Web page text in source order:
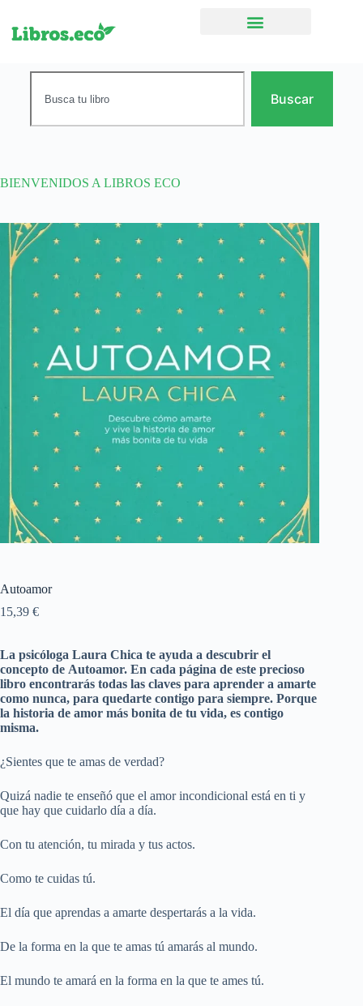
Buscar
BIENVENIDOS A LIBROS ECO
Autoamor
15,39 €
La psicóloga Laura Chica te ayuda a descubrir el
concepto de Autoamor. En cada página de este precioso
libro encontrarás todas las claves para aprender a amarte
como nunca, para quedarte contigo para siempre. Porque
la historia de amor más bonita de tu vida, es contigo
misma.
¿Sientes que te amas de verdad?
Quizá nadie te enseñó que el amor incondicional está en ti y
que hay que cuidarlo día a día.
Con tu atención, tu mirada y tus actos.
Como te cuidas tú.
El día que aprendas a amarte despertarás a la vida.
De la forma en la que te amas tú amarás al mundo.
El mundo te amará en la forma en la que te ames tú.